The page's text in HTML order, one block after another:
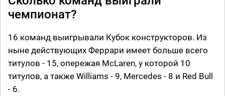
чемпионат?
16 команд выигрывали Кубок конструкторов. Из
ныне действующих Феррари имеет больше всего
титулов - 15, опережая McLaren, у которой 10
титулов, а также Williams - 9, Mercedes - 8 и Red Bull
- 6.